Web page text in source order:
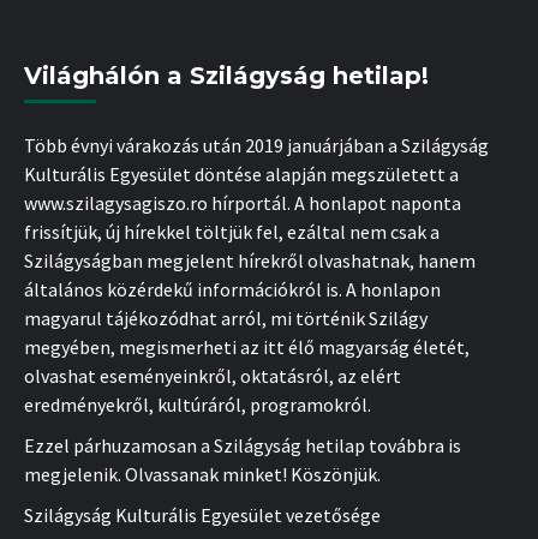
Világhálón a Szilágyság hetilap!
Több évnyi várakozás után 2019 januárjában a Szilágyság
Kulturális Egyesület döntése alapján megszületett a
www.szilagysagiszo.ro hírportál. A honlapot naponta
frissítjük, új hírekkel töltjük fel, ezáltal nem csak a
Szilágyságban megjelent hírekről olvashatnak, hanem
általános közérdekű információkról is. A honlapon
magyarul tájékozódhat arról, mi történik Szilágy
megyében, megismerheti az itt élő magyarság életét,
olvashat eseményeinkről, oktatásról, az elért
eredményekről, kultúráról, programokról.
Ezzel párhuzamosan a Szilágyság hetilap továbbra is
megjelenik. Olvassanak minket! Köszönjük.
Szilágyság Kulturális Egyesület vezetősége